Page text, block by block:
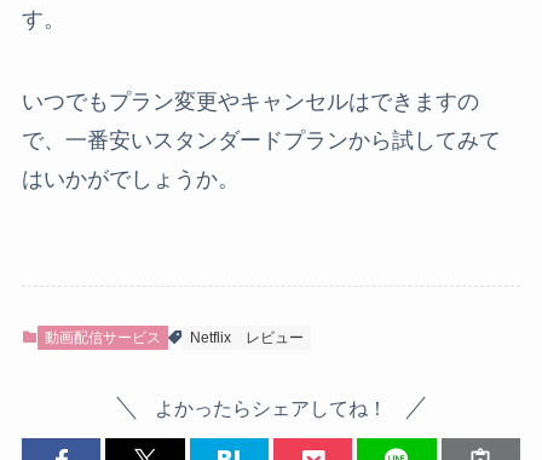
す。
いつでもプラン変更やキャンセルはできますの
で、一番安いスタンダードプランから試してみて
はいかがでしょうか。
動画配信サービス Netflix レビュー
よかったらシェアしてね！